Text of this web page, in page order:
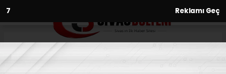
6 Reklamı Geç
Anasayfa Asayiş
Kuru ot yangını korkuya neden